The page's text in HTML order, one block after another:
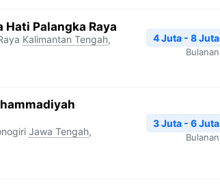
Hati Palangka Raya
Kalimantan Tengah,
4 Juta - 8 Juta
Bulanan
Jawa Tengah,
3 Juta - 6 Juta
Bulanan